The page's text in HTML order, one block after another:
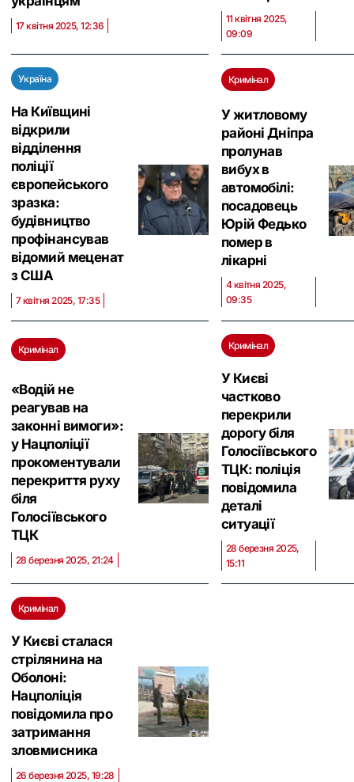
17 квітня 2025, 12:36
11 квітня 2025,
09:09
Україна
На Київщині
відкрили
відділення
поліції
європейського
зразка:
будівництво
профінансував
відомий меценат
з США
7 квітня 2025, 17:35
Кримінал
У житловому
районі Дніпра
пролунав
вибух в
автомобілі:
посадовець
Юрій Федько
помер в
лікарні
4 квітня 2025,
09:35
Кримінал
«Водій не
реагував на
законні вимоги»:
у Нацполіції
прокоментували
перекриття руху
біля
Голосіївського
ТЦК
28 березня 2025, 21:24
Кримінал
У Києві
частково
перекрили
дорогу біля
Голосіївського
ТЦК: поліція
повідомила
деталі
ситуації
28 березня 2025,
15:11
Кримінал
У Києві сталася
стрілянина на
Оболоні:
Нацполіція
повідомила про
затримання
зловмисника
26 березня 2025, 19:28